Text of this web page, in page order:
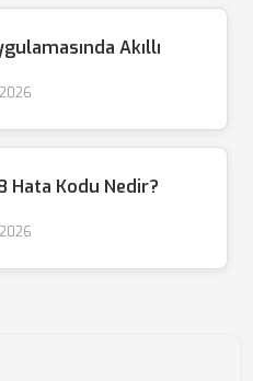
Akıllı
Hata Kodu Nedir?